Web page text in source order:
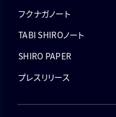
フクナガノート
TABI SHIROノート
SHIRO PAPER
プレスリリース